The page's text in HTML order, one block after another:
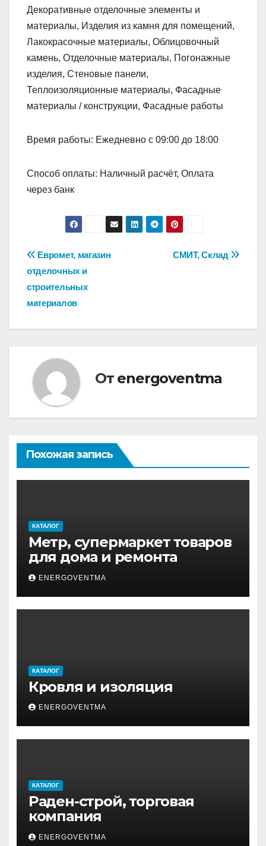
Декоративные отделочные элементы и
материалы, Изделия из камня для помещений,
Лакокрасочные материалы, Облицовочный
камень, Отделочные материалы, Погонажные
изделия, Стеновые панели,
Теплоизоляционные материалы, Фасадные
материалы / конструкции, Фасадные работы
Время работы: Ежедневно с 09:00 до 18:00
Способ оплаты: Наличный расчёт, Оплата
через банк
Навигация
по
записям
СМИТ, Склад
Евромет, магазин
отделочных и
строительных
материалов
От energoventma
Похожая запись
КАТАЛОГ
Метр, супермаркет товаров
для дома и ремонта
ENERGOVENTMA
КАТАЛОГ
Кровля и изоляция
ENERGOVENTMA
КАТАЛОГ
Раден-строй, торговая
компания
ENERGOVENTMA